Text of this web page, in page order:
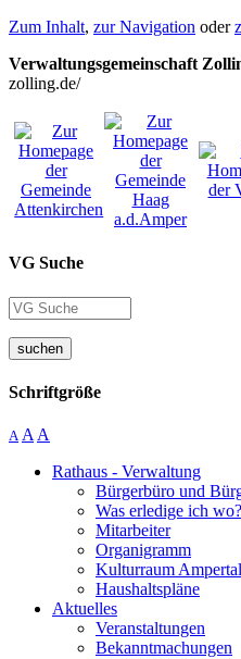
Zum Inhalt, zur Navigation oder
Verwaltungsgemeinschaft
zolling.de/
VG Suche
suchen
Schriftgröße
A A A
Rathaus - Verwaltung
Bürgerbüro und
Was erledige ich wo?
Mitarbeiter
Organigramm
Kulturraum
Haushaltspläne
Aktuelles
Veranstaltungen
Bekanntmachungen